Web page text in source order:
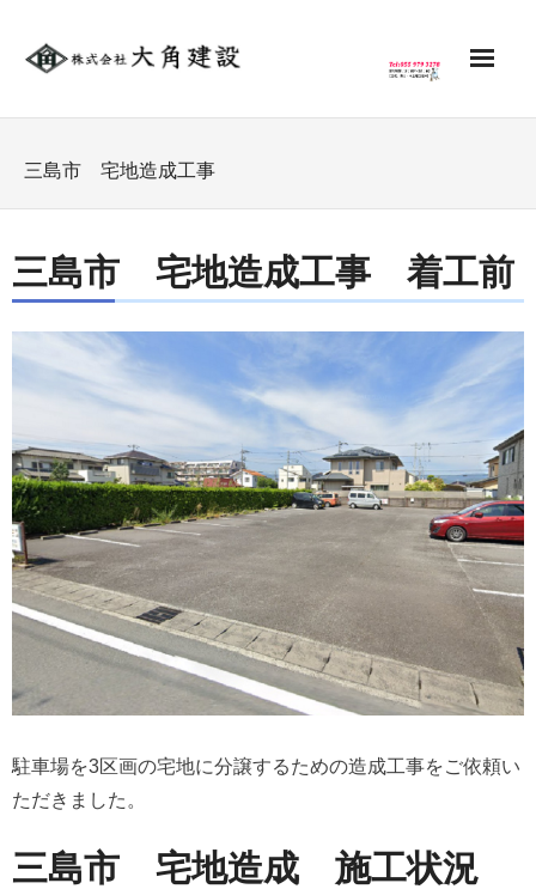
- 建築実例
土木工事
不動産
サポート
遺品整理
- 遺品整理・生前整理の流れ
- 遺品整理に関する費用
- 代表挨拶
お問い合わせ
三島市 宅地造成工事
三島市 宅地造成工事 着工前
駐車場を3区画の宅地に分譲するための造成工事をご依頼い
ただきました。
三島市 宅地造成 施工状況